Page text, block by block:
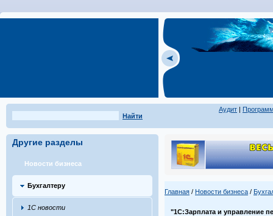
Найти
Аудит
Другие разделы
Новости бизнеса
Бухгалтеру
1С новости
Главная / Новости бизнеса /
"1С:Зарплата и управление